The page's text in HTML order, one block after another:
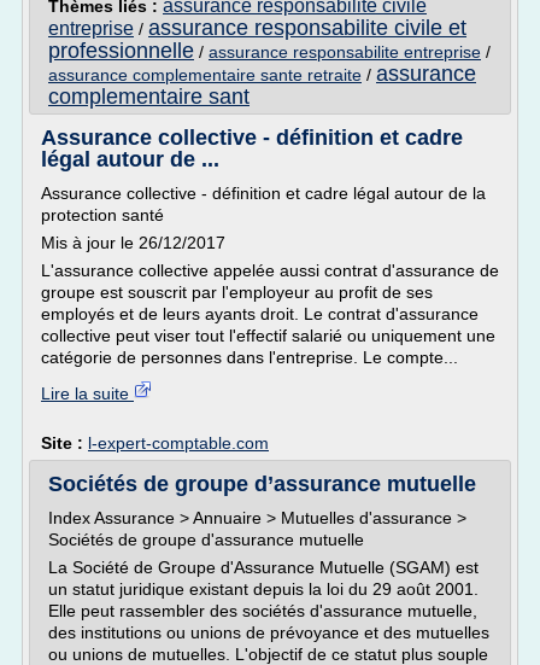
Thèmes liés : assurance responsabilite civile
entreprise / assurance responsabilite civile et
professionnelle / assurance responsabilite entreprise /
assurance complementaire sante retraite / assurance
complementaire sant
Assurance collective - définition et cadre
légal autour de ...
Assurance collective - définition et cadre légal autour de la
protection santé
Mis à jour le 26/12/2017
L'assurance collective appelée aussi contrat d'assurance de
groupe est souscrit par l'employeur au profit de ses
employés et de leurs ayants droit. Le contrat d'assurance
collective peut viser tout l'effectif salarié ou uniquement une
catégorie de personnes dans l'entreprise. Le compte...
Lire la suite
Site : l-expert-comptable.com
Sociétés de groupe d’assurance mutuelle
Index Assurance > Annuaire > Mutuelles d'assurance >
Sociétés de groupe d'assurance mutuelle
La Société de Groupe d'Assurance Mutuelle (SGAM) est
un statut juridique existant depuis la loi du 29 août 2001.
Elle peut rassembler des sociétés d'assurance mutuelle,
des institutions ou unions de prévoyance et des mutuelles
ou unions de mutuelles. L'objectif de ce statut plus souple